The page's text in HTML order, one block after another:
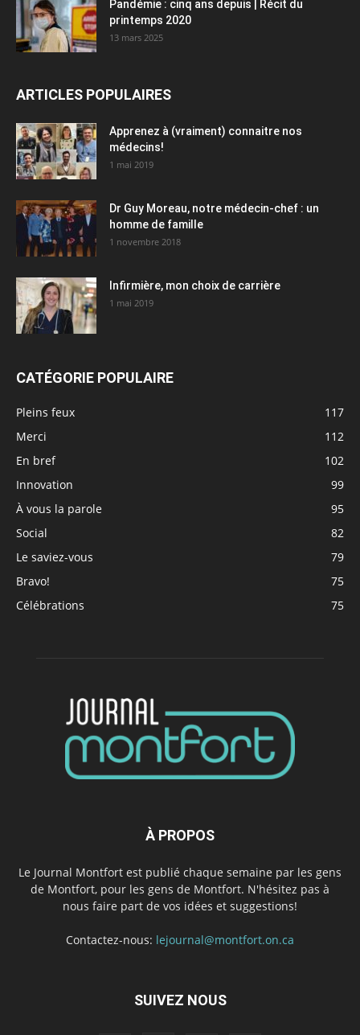
Pandémie : cinq ans depuis | Récit du
printemps 2020
13 mars 2025
ARTICLES POPULAIRES
Apprenez à (vraiment) connaitre nos
médecins!
1 mai 2019
Dr Guy Moreau, notre médecin-chef : un
homme de famille
1 novembre 2018
Infirmière, mon choix de carrière
1 mai 2019
CATÉGORIE POPULAIRE
Pleins feux
117
Merci
112
En bref
102
Innovation
99
À vous la parole
95
Social
82
Le saviez-vous
79
Bravo!
75
Célébrations
75
À PROPOS
Le Journal Montfort est publié chaque semaine par les gens
de Montfort, pour les gens de Montfort. N'hésitez pas à
nous faire part de vos idées et suggestions!
Contactez-nous: lejournal@montfort.on.ca
SUIVEZ NOUS